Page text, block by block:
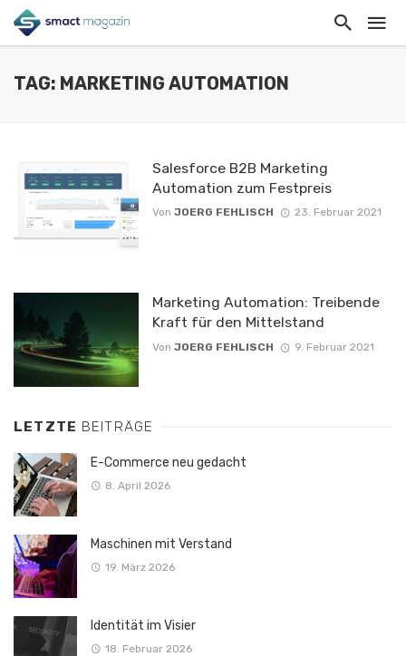
TAG: MARKETING AUTOMATION
Salesforce B2B Marketing
Automation zum Festpreis
Von JOERG FEHLISCH 23. Februar 2021
Marketing Automation: Treibende
Kraft für den Mittelstand
Von JOERG FEHLISCH 9. Februar 2021
LETZTE BEITRÄGE
E-Commerce neu gedacht
8. April 2026
Maschinen mit Verstand
19. März 2026
Identität im Visier
18. Februar 2026